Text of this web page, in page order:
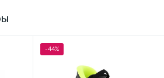
-44%